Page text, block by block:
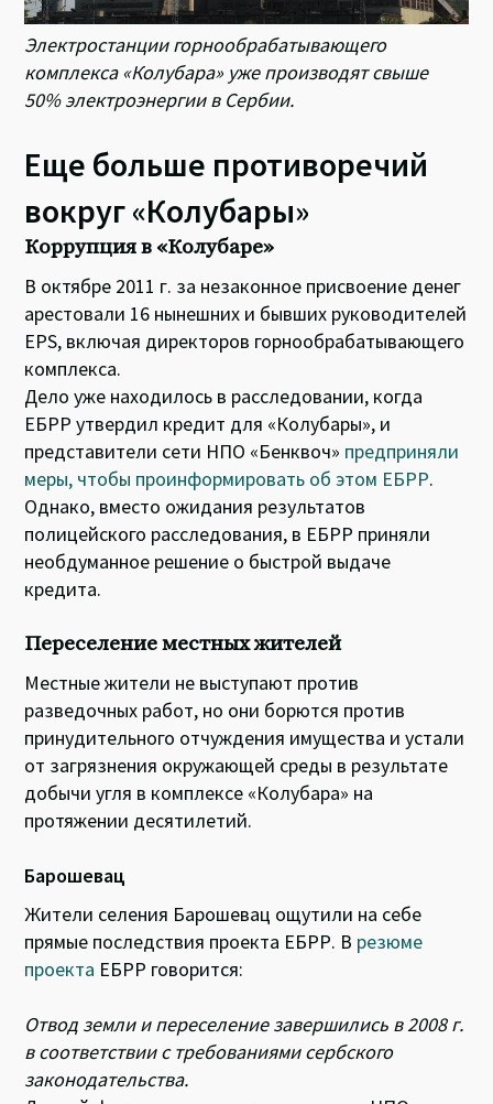
Электростанции горнообрабатывающего
комплекса «Колубара» уже производят свыше
50% электроэнергии в Сербии.
Еще больше противоречий
вокруг «Колубары»
Коррупция в «Колубаре»
В октябре 2011 г. за незаконное присвоение денег
арестовали 16 нынешних и бывших руководителей
EPS, включая директоров горнообрабатывающего
комплекса.
Дело уже находилось в расследовании, когда
ЕБРР утвердил кредит для «Колубары», и
представители сети НПО «Бенквоч» предприняли
меры, чтобы проинформировать об этом ЕБРР.
Однако, вместо ожидания результатов
полицейского расследования, в ЕБРР приняли
необдуманное решение о быстрой выдаче
кредита.
Переселение местных жителей
Местные жители не выступают против
разведочных работ, но они борются против
принудительного отчуждения имущества и устали
от загрязнения окружающей среды в результате
добычи угля в комплексе «Колубара» на
протяжении десятилетий.
Барошевац
Жители селения Барошевац ощутили на себе
прямые последствия проекта ЕБРР. В резюме
проекта ЕБРР говорится:
Отвод земли и переселение завершились в 2008 г.
в соответствии с требованиями сербского
законодательства.